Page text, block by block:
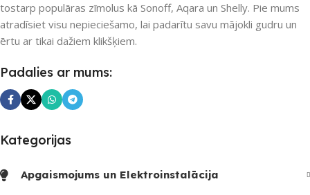
Nē
SKAITS
UZREIZ PIEEJAMAIS
SKAITS
tostarp populāras zīmolus kā Sonoff, Aqara un Shelly. Pie mums
atradīsiet visu nepieciešamo, lai padarītu savu mājokli gudru un
ērtu ar tikai dažiem klikšķiem.
Padalies ar mums:
Kategorijas
Apgaismojums un Elektroinstalācija